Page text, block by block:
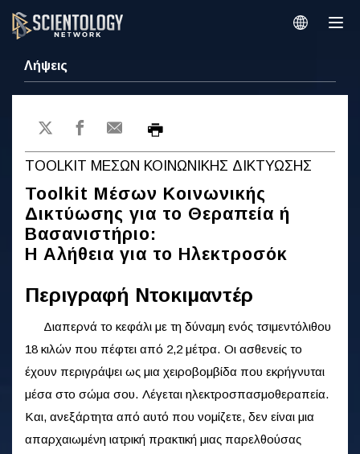
Λήψεις
TOOLKIT ΜΕΣΩΝ ΚΟΙΝΩΝΙΚΗΣ ΔΙΚΤΥΩΣΗΣ
Toolkit Μέσων Κοινωνικής
Δικτύωσης για το Θεραπεία ή
Βασανιστήριο:
Η Αλήθεια για το Ηλεκτροσόκ
Περιγραφή Ντοκιμαντέρ
Διαπερνά το κεφάλι με τη δύναμη ενός τσιμεντόλιθου
18 κιλών που πέφτει από 2,2 μέτρα. Οι ασθενείς το
έχουν περιγράψει ως μια χειροβομβίδα που εκρήγνυται
μέσα στο σώμα σου. Λέγεται ηλεκτροσπασμοθεραπεία.
Και, ανεξάρτητα από αυτό που νομίζετε, δεν είναι μια
απαρχαιωμένη ιατρική πρακτική μιας παρελθούσας